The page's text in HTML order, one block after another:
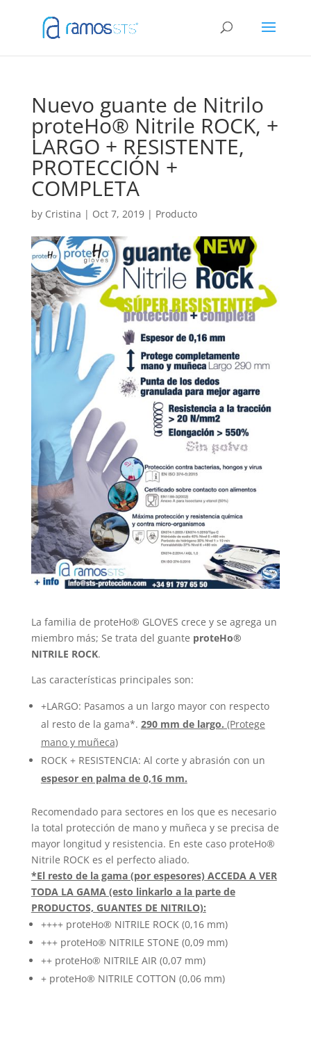
Nuevo guante de Nitrilo
proteHo® Nitrile ROCK, +
LARGO + RESISTENTE,
PROTECCIÓN +
COMPLETA
by Cristina | Oct 7, 2019| Producto
La familia de proteHo® GLOVES crece y se agrega un
miembro más; Se trata del guante proteHo®
NITRILE ROCK.
Las características principales son:
+LARGO: Pasamos a un largo mayor con respecto
al resto de la gama*. 290 mm de largo. (Protege
mano y muñeca)
ROCK + RESISTENCIA: Al corte y abrasión con un
espesor en palma de 0,16 mm.
Recomendado para sectores en los que es necesario
la total protección de mano y muñeca y se precisa de
mayor longitud y resistencia. En este caso proteHo®
Nitrile ROCK es el perfecto aliado.
*El resto de la gama (por espesores) ACCEDA A VER
TODA LA GAMA (esto linkarlo a la parte de
PRODUCTOS, GUANTES DE NITRILO):
++++ proteHo® NITRILE ROCK (0,16 mm)
+++ proteHo® NITRILE STONE (0,09 mm)
++ proteHo® NITRILE AIR (0,07 mm)
+ proteHo® NITRILE COTTON (0,06 mm)